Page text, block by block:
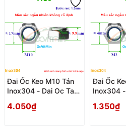
Đai Ốc Keo M10 Tán
Inox304 - Dai Oc Tan
4.050₫
Đai Ốc
Inox304 -
1.350₫